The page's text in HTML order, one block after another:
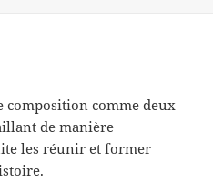
composition comme deux
de manière
les réunir et former